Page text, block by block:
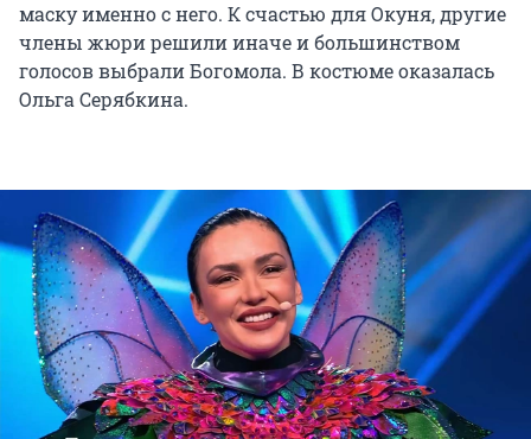
маску именно с него. К счастью для Окуня, другие
члены жюри решили иначе и большинством
голосов выбрали Богомола. В костюме оказалась
Ольга Серябкина.